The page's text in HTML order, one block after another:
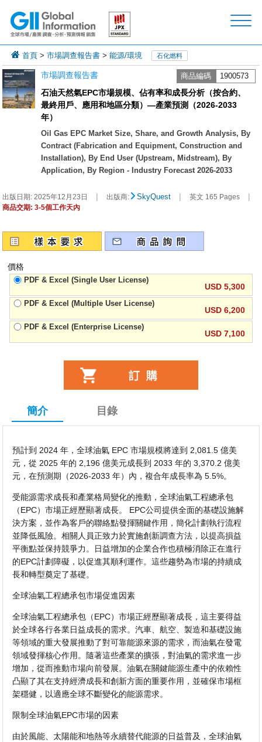
首頁 >市場調查報告書 >能源/環境 石化燃料
市場調查報告書 商品編碼 1900573
石油天然氣EPC市場規模、佔有率和成長分析（按合約、
最終用戶、應用和地區分類）—產業預測（2026-2033
年）
Oil Gas EPC Market Size, Share, and Growth Analysis, By
Contract (Fabrication and Equipment, Construction and
Installation), By End User (Upstream, Midstream), By
Application, By Region - Industry Forecast 2026-2033
出版日期:2025年12月23日 | 出版商: SkyQuest | 英文 165 Pages |
商品交期: 3-5個工作天內
價格
PDF & Excel (Single User License)
USD 5,300
PDF & Excel (Multiple User License)
USD 6,200
PDF & Excel (Enterprise License)
USD 7,100
簡介 目錄
預計到 2024 年，全球油氣 EPC 市場規模將達到 2,081.5 億美
元，從 2025 年的 2,196 億美元成長到 2033 年的 3,370.2 億美
元，在預測期（2026-2033 年）內，複合年成長率為 5.5%。
受能源需求成長和產業格局變化的推動，全球油氣工程總承包
（EPC）市場正經歷顯著成長。 EPC公司提供全面的基礎設施解
決方案，並作為客戶的聯絡點發揮關鍵作用，簡化計劃執行流程
並降低風險。相關人員正致力於實施創新調查方法，以提高損益
平衡點並保持競爭力。日益增加的企業合作也積極消除正在進行
的EPC計劃障礙，以促進其順利運作。這些趨勢為市場的持續成
長和轉型奠定了基礎。
全球油氣工程總承包市場促進因素
全球油氣工程總承包（EPC）市場正經歷顯著成長，這主要得益
於全球各行各業日益成長的需求。汽車、航空、製造和基礎設施
等領域的重大發展推動了對可靠能源來源的需求，而油氣在發電
領域發揮核心作用。隨著這些產業的擴張，對油氣的需求進一步
增加，從而推動市場向前發展。油氣在關鍵能源生產中的依賴性
凸顯了其在支持經濟成長和創新方面的重要作用，並確保市場框
架穩健，以適應全球不斷變化的能源需求。
限制全球油氣EPC市場的因素
由於風能、太陽能和地熱等永續替代能源的日益普及，全球油氣